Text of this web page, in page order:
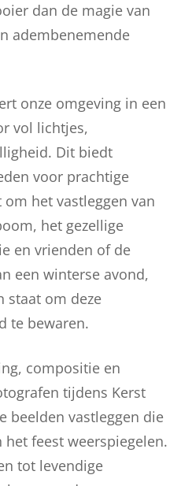
dan de magie van
adembenemende
onze omgeving in een
vol lichtjes,
Dit biedt
voor prachtige
om het vastleggen van
het gezellige
en vrienden of de
een winterse avond,
staat om deze
te bewaren.
compositie en
tijdens Kerst
beelden vastleggen die
het feest weerspiegelen.
tot levendige